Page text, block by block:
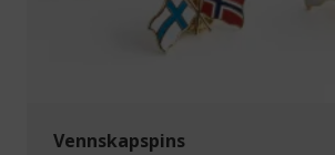
Vennskapspins